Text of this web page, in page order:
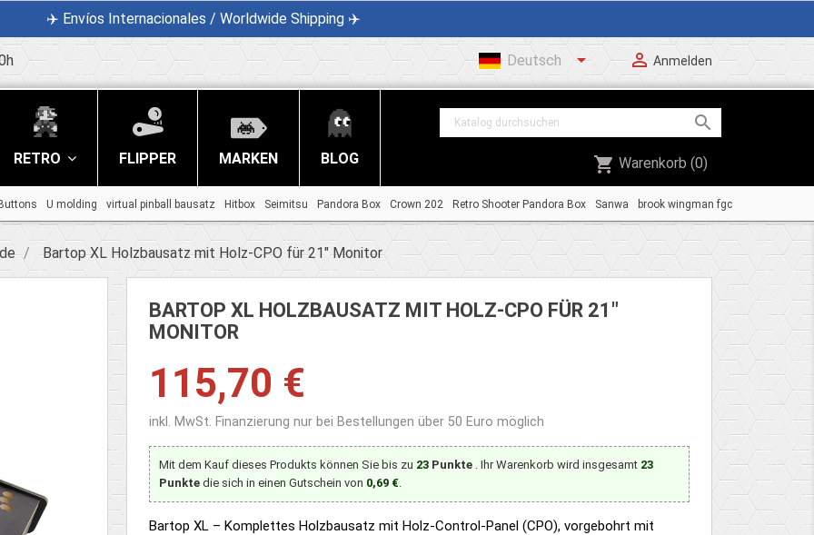
✈️ Envíos Internacionales / Worldwide Shipping ✈️
Deutsch  Anmelden
RETRO FLIPPER MARKEN BLOG

shopping_cart Warenkorb (0)
U molding virtual pinball bausatz Hitbox Seimitsu Pandora Box Crown 202 Retro Shooter Pandora Box Sanwa brook wingman fgc
Bartop XL Holzbausatz mit Holz-CPO für 21" Monitor
BARTOP XL HOLZBAUSATZ MIT HOLZ-CPO FÜR 21"
MONITOR
115,70 €
inkl. MwSt. Finanzierung nur bei Bestellungen über 50 Euro möglich
Mit dem Kauf dieses Produkts können Sie bis zu 23 Punkte . Ihr Warenkorb wird insgesamt 23
Punkte die sich in einen Gutschein von 0,69 €.
Bartop XL – Komplettes Holzbausatz mit Holz-Control-Panel (CPO), vorgebohrt mit